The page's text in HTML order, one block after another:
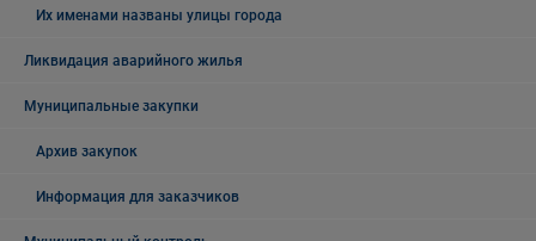
Их именами названы улицы города
Ликвидация аварийного жилья
Муниципальные закупки
Архив закупок
Информация для заказчиков